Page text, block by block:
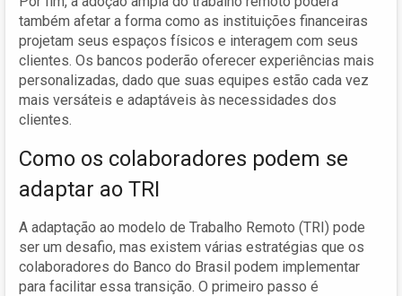
também afetar a forma como as instituições financeiras
projetam seus espaços físicos e interagem com seus
clientes. Os bancos poderão oferecer experiências mais
personalizadas, dado que suas equipes estão cada vez
mais versáteis e adaptáveis às necessidades dos
clientes.
Como os colaboradores podem se
adaptar ao TRI
A adaptação ao modelo de Trabalho Remoto (TRI) pode
ser um desafio, mas existem várias estratégias que os
colaboradores do Banco do Brasil podem implementar
para facilitar essa transição. O primeiro passo é